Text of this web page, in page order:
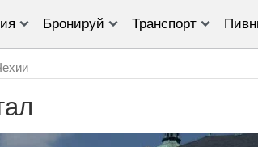
Бронируй Транспорт